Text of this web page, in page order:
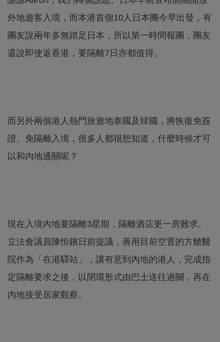
外地遊客入境，而本港首個10人日本團今早出發，有
團友說兩年多無踏足日本，所以第一時間報團，團友
還說即使返香港，要隔離7日亦都值得。
而另外兩個港人熱門旅遊地泰國及韓國，將恢復免簽
證、免隔離入境，很多人都很想知道，什麼時候才可
以和內地通關呢？
現在入境內地要隔離3星期，隔離酒店更一房難求。
立法會議員陳恒鑌日前提議，善用目前空置的方艙醫
院作為「在港驛站」，讓有意到內地的港人，完成指
定隔離要求之後，以閉環形式由巴士送往過關，再在
內地接受居家觀察。